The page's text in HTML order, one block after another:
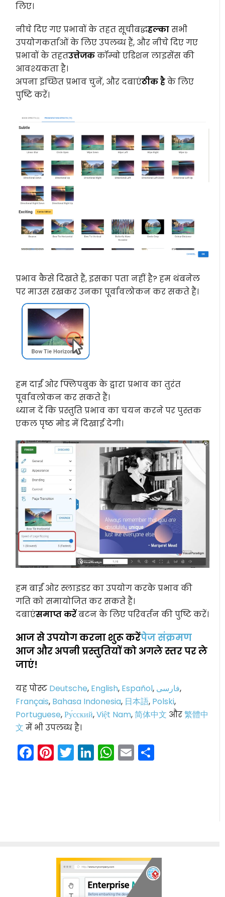
लिए।
नीचे दिए गए प्रभावों के तहत सूचीबद्धहल्कासभी
उपयोगकर्ताओं के लिए उपलब्ध हैं, और नीचे दिए गए
प्रभावों के तहतउत्तेजककॉम्बो एडिशन लाइसेंस की
आवश्यकता है।
अपना इच्छित प्रभाव चुनें, और दबाएंठीक हैके लिए
पुष्टि करें।
प्रभाव कैसे दिखते हैं, इसका पता नहीं है? हम थंबनेल
पर माउस रखकर उनका पूर्वावलोकन कर सकते हैं।
हम दाईं ओर फ्लिपबुक के द्वारा प्रभाव का तुरंत
पूर्वावलोकन कर सकते हैं।
ध्यान दें कि प्रस्तुति प्रभाव का चयन करने पर पुस्तक
एकल पृष्ठ मोड में दिखाई देगी।
हम बाईं ओर स्लाइडर का उपयोग करके प्रभाव की
गति को समायोजित कर सकते हैं।
दबाएंसमाप्त करेंबटन के लिए परिवर्तन की पुष्टि करें।
आज से उपयोग करना शुरू करेंपेज संक्रमण
आज और अपनी प्रस्तुतियों को अगले स्तर पर ले
जाएं!
यह पोस्ट Deutsche, English, Español, فارسی,
Français, Bahasa Indonesia, 日本語, Polski,
Portuguese,Ру́сский,Việt Nam,简体中文 और繁體中
文 में भी उपलब्ध है।
Facebook
Pinterest
Twitter
LinkedIn
WhatsApp
Email